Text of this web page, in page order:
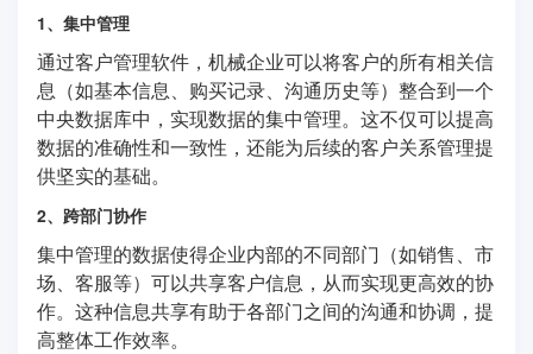
1、集中管理
通过客户管理软件，机械企业可以将客户的所有相关信
息（如基本信息、购买记录、沟通历史等）整合到一个
中央数据库中，实现数据的集中管理。这不仅可以提高
数据的准确性和一致性，还能为后续的客户关系管理提
供坚实的基础。
2、跨部门协作
集中管理的数据使得企业内部的不同部门（如销售、市
场、客服等）可以共享客户信息，从而实现更高效的协
作。这种信息共享有助于各部门之间的沟通和协调，提
高整体工作效率。